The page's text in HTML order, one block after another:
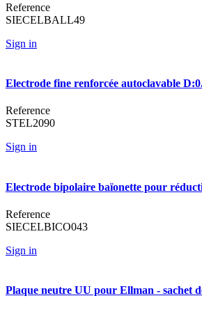
Reference
SIECELBALL49
Sign in
Electrode fine renforcée autoclavable
Reference
STEL2090
Sign in
Electrode bipolaire baïonette pour
Reference
SIECELBICO043
Sign in
Plaque neutre UU pour Ellman - sachet